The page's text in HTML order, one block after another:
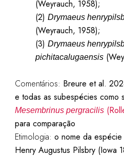
(Weyrauch, 1958);
(2) Drymaeus
(Weyrauch, 1958);
(3) Drymaeus
pichitacalugaensis
Comentários: Breure et al.
e todas as subespécies como
Mesembrinus pergracilis
para comparação
Etimologia: o nome da espécie
Henry Augustus Pilsbry (Iowa